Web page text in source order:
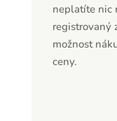
neplatíte nic
registrovaný
možnost
ceny.